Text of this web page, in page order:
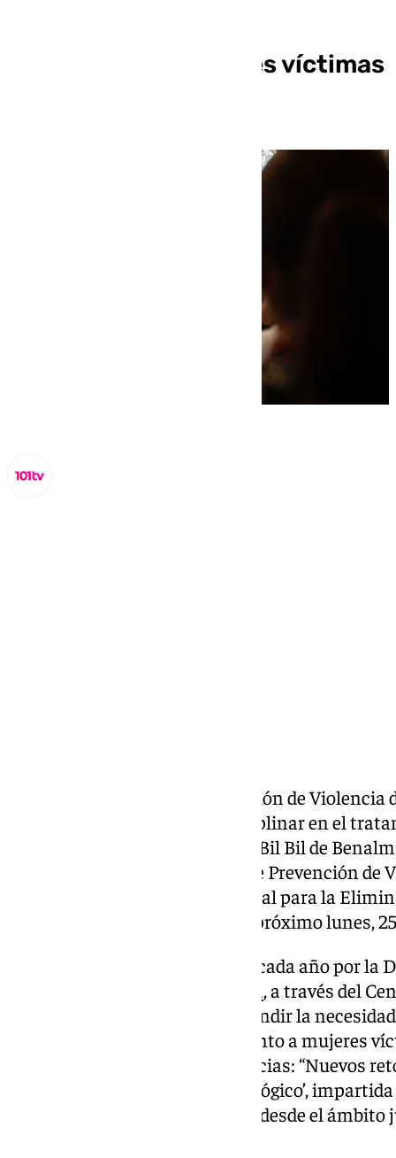
tratamiento a mujeres víctimas
La XXIV Jornada sobre Prevención de
de una intervención multidisciplinar en el
violencia sexual. El Castillo del Bil Bil de
viernes las XXIV Jornadas sobre Prevención de
en el marco del Día Internacional para la
Mujer, que se conmemorará el próximo lunes,
La iniciativa, organizada como cada año por la
, a través del
la Mujer, se ha centrado en difundir la
multidisciplinar en el tratamiento a mujeres
acto ha contado con dos ponencias: “Nuevos
Miradas desde el aspecto psicológico’,
‘Abordaje de la violencia sexual desde el